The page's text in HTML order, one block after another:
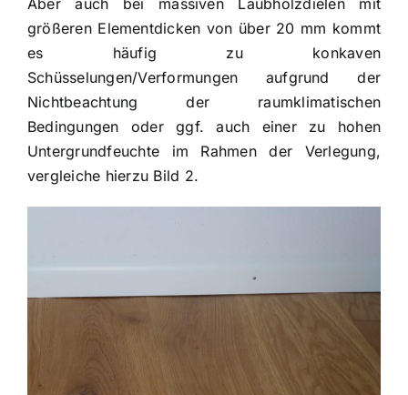
größeren Elementdicken von über 20 mm kommt
es häufig zu konkaven
Schüsselungen/Verformungen aufgrund der
Nichtbeachtung der raumklimatischen
Bedingungen oder ggf. auch einer zu hohen
Untergrundfeuchte im Rahmen der Verlegung,
vergleiche hierzu Bild 2.